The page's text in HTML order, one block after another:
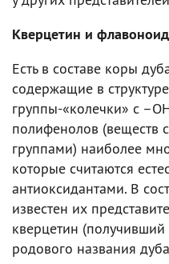
Кверцетин и
Есть в составе коры
содержащие в
группы-«колечки» с
полифенолов (веществ
группами) наиболее
которые считаются
антиоксидантами. В
известен их
кверцетин (получивший
родового названия дуба